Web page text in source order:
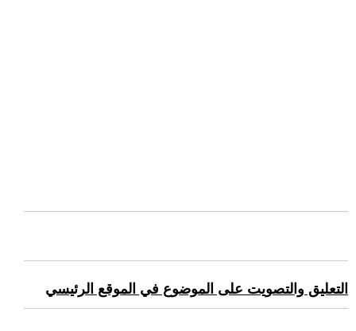
التعليق والتصويت على الموضوع في الموقع الرئيسي